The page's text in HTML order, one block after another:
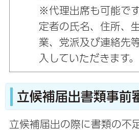
※代理出席も可能で
定者の氏名、住所、
業、党派及び連絡先
入していただきます。
立候補届出書類事前
立候補届出の際に書類の不